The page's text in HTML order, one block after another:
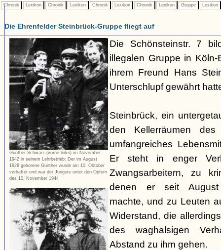
Chronik Lexikon Chronik Lexikon Chronik Lexikon Chronik Lexikon Gruppe Lexikon
Die Ehrenfelder Steinbrück-Gruppe fliegt auf
Günther Schwarz (vorne links) im November
1942 in seinem Lehrbetrieb: Der im August
1928 geborene Günther wurde am 10. Oktober
verhaftet und war der Jüngste unter den Opfern
des 10. November 1944
Die Schönsteinstr. 7
illegalen Gruppe in
ihrem Freund Hans
Unterschlupf gewährt
Steinbrück, ein
den Kellerräumen
umfangreiches
Er steht in enger
Zwangsarbeitern, zu
denen er seit August
machte, und zu Leuten
Widerstand, die
des waghalsigen
Abstand zu ihm gehen.